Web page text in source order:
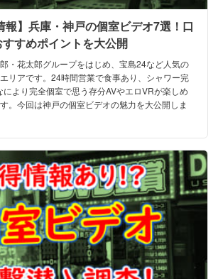
報】兵庫・神戸の個室ビデオ7選！口
すめポイントを大公開
・花太郎グループをはじめ、宝島24など人気の
リアです。24時間営業で食事あり、シャワー完
より完全個室で思う存分AVやエロVRが楽しめ
。今回は神戸の個室ビデオの魅力を大公開しま